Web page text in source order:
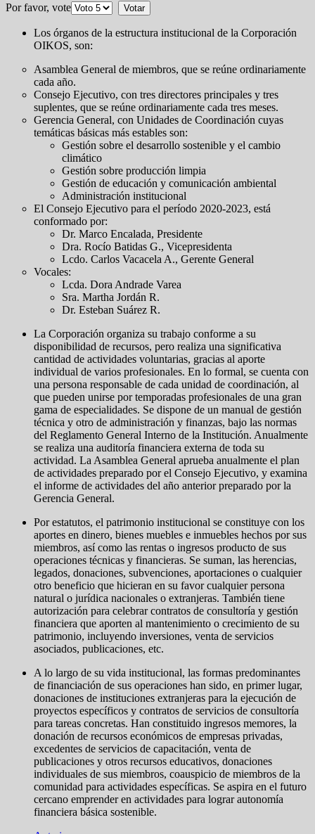
Por favor, vote
Los órganos de la estructura institucional de la Corporación
OIKOS, son:
Asamblea General de miembros, que se reúne ordinariamente
cada año.
Consejo Ejecutivo, con tres directores principales y tres
suplentes, que se reúne ordinariamente cada tres meses.
Gerencia General, con Unidades de Coordinación cuyas
temáticas básicas más estables son:
Gestión sobre el desarrollo sostenible y el cambio
climático
Gestión sobre producción limpia
Gestión de educación y comunicación ambiental
Administración institucional
El Consejo Ejecutivo para el período 2020-2023, está
conformado por:
Dr. Marco Encalada, Presidente
Dra. Rocío Batidas G., Vicepresidenta
Lcdo. Carlos Vacacela A., Gerente General
Vocales:
Lcda. Dora Andrade Varea
Sra. Martha Jordán R.
Dr. Esteban Suárez R.
La Corporación organiza su trabajo conforme a su
disponibilidad de recursos, pero realiza una significativa
cantidad de actividades voluntarias, gracias al aporte
individual de varios profesionales. En lo formal, se cuenta con
una persona responsable de cada unidad de coordinación, al
que pueden unirse por temporadas profesionales de una gran
gama de especialidades. Se dispone de un manual de gestión
técnica y otro de administración y finanzas, bajo las normas
del Reglamento General Interno de la Institución. Anualmente
se realiza una auditoría financiera externa de toda su
actividad. La Asamblea General aprueba anualmente el plan
de actividades preparado por el Consejo Ejecutivo, y examina
el informe de actividades del año anterior preparado por la
Gerencia General.
Por estatutos, el patrimonio institucional se constituye con los
aportes en dinero, bienes muebles e inmuebles hechos por sus
miembros, así como las rentas o ingresos producto de sus
operaciones técnicas y financieras. Se suman, las herencias,
legados, donaciones, subvenciones, aportaciones o cualquier
otro beneficio que hicieran en su favor cualquier persona
natural o jurídica nacionales o extranjeras. También tiene
autorización para celebrar contratos de consultoría y gestión
financiera que aporten al mantenimiento o crecimiento de su
patrimonio, incluyendo inversiones, venta de servicios
asociados, publicaciones, etc.
A lo largo de su vida institucional, las formas predominantes
de financiación de sus operaciones han sido, en primer lugar,
donaciones de instituciones extranjeras para la ejecución de
proyectos específicos y contratos de servicios de consultoría
para tareas concretas. Han constituido ingresos memores, la
donación de recursos económicos de empresas privadas,
excedentes de servicios de capacitación, venta de
publicaciones y otros recursos educativos, donaciones
individuales de sus miembros, coauspicio de miembros de la
comunidad para actividades específicas. Se aspira en el futuro
cercano emprender en actividades para lograr autonomía
financiera básica sostenible.